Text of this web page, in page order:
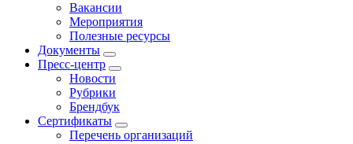
Вакансии
Мероприятия
Полезные ресурсы
Документы
Пресс-центр
Новости
Рубрики
Брендбук
Сертификаты
Перечень организаций